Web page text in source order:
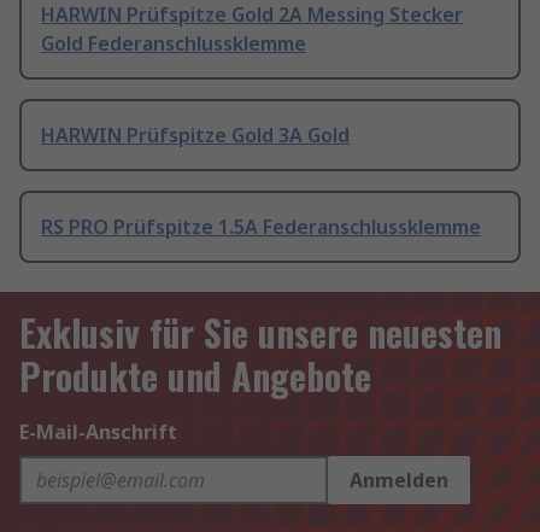
HARWIN Prüfspitze Gold 2A Messing Stecker
Gold Federanschlussklemme
HARWIN Prüfspitze Gold 3A Gold
RS PRO Prüfspitze 1.5A Federanschlussklemme
Exklusiv für Sie unsere neuesten
Produkte und Angebote
E-Mail-Anschrift
Anmelden